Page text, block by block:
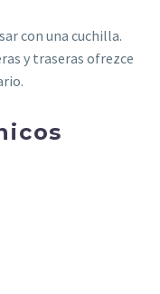
con una cuchilla.
y traseras ofrezce